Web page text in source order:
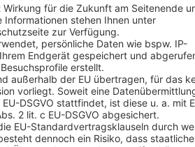
599.- 6°
599.- 6°
Kroatien (1)
26°